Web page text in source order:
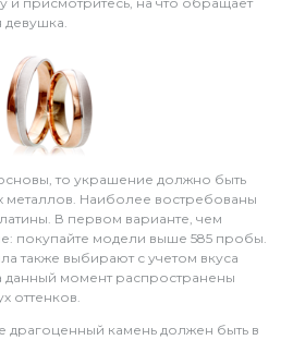
то украшение должно быть
металлов. Наиболее востребованы
В первом варианте, чем
покупайте модели выше 585 пробы.
также выбирают с учетом вкуса
данный момент распространены
оттенков.
драгоценный камень должен быть в